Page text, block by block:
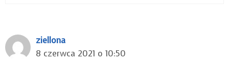
ziellona
8 czerwca 2021 o 10:50